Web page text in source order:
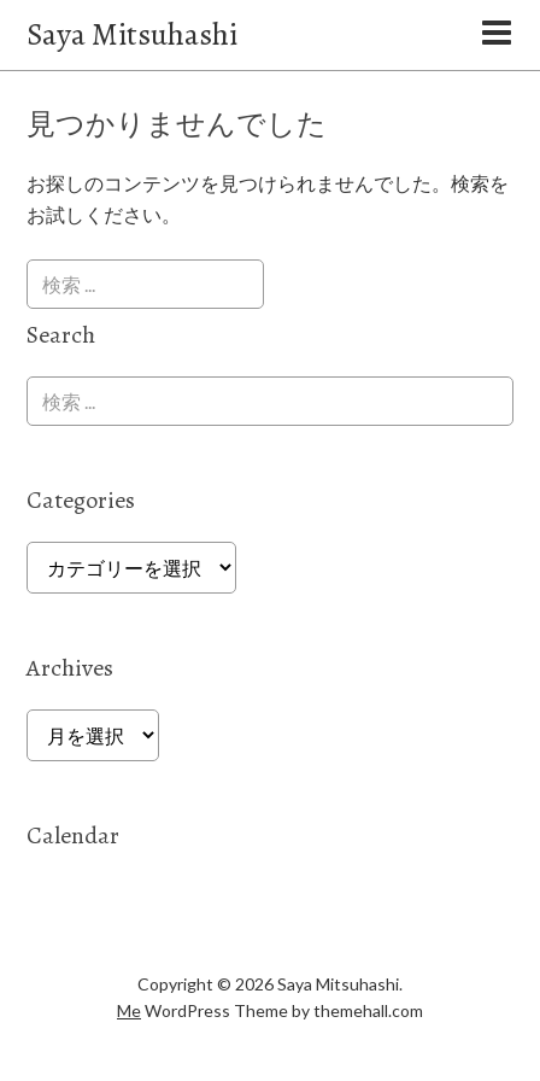
Saya Mitsuhashi
見つかりませんでした
お探しのコンテンツを見つけられませんでした。検索を
お試しください。
Search
Categories
Categories
Archives
Archives
Calendar
Copyright © 2026 Saya Mitsuhashi.
MeWordPress Theme by themehall.com